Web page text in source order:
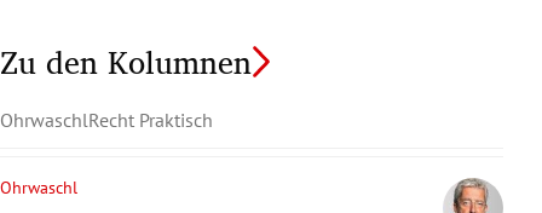
Zu den Kolumnen
OhrwaschlRecht Praktisch
Ohrwaschl